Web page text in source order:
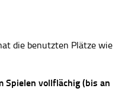
die benutzten Plätze wie
Spielen vollflächig (bis an